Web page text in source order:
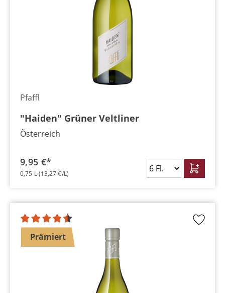
Pfaffl
"Haiden" Grüner Veltliner
Österreich
9,95 €*
0,75 L(13,27 €/L)
Prämiert